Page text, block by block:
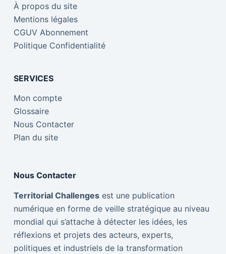
À propos du site
Mentions légales
CGUV Abonnement
Politique Confidentialité
SERVICES
Mon compte
Glossaire
Nous Contacter
Plan du site
Nous Contacter
Territorial Challengesest une publication
numérique en forme de veille stratégique au niveau
mondial qui s’attache à détecter les idées, les
réflexions et projets des acteurs, experts,
politiques et industriels de la transformation